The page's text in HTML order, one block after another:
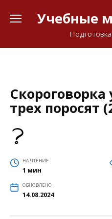
Учебные
трех поросят
НА ЧТЕНИЕ
1 мин
ОБНОВЛЕНО
14.08.2024